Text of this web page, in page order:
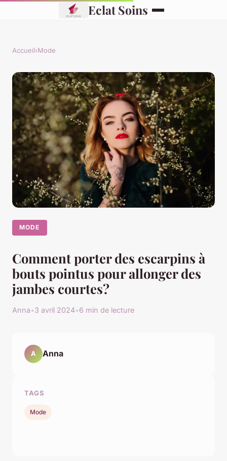
Eclat Soins
Accueil›Mode
MODE
Comment porter des escarpins à
bouts pointus pour allonger des
jambes courtes?
Anna•3 avril 2024•6 min de lecture
A Anna
TAGS
Mode